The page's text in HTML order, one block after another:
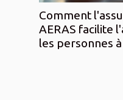
Comment
AERAS facilite
les personnes